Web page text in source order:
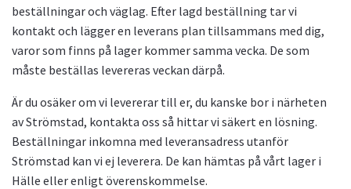
beställningar och väglag. Efter lagd beställning tar vi
kontakt och lägger en leverans plan tillsammans med dig,
varor som finns på lager kommer samma vecka. De som
måste beställas levereras veckan därpå.
Är du osäker om vi levererar till er, du kanske bor i närheten
av Strömstad, kontakta oss så hittar vi säkert en lösning.
Beställningar inkomna med leveransadress utanför
Strömstad kan vi ej leverera. De kan hämtas på vårt lager i
Hälle eller enligt överenskommelse.